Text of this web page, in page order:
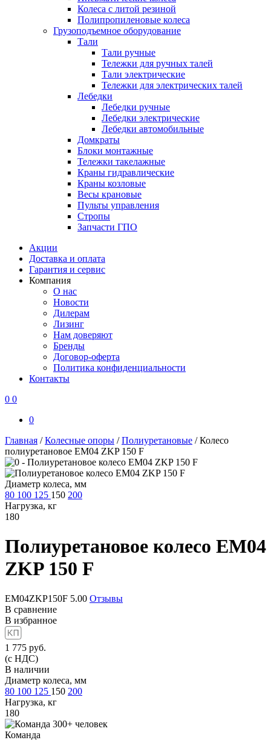
Колеса с литой резиной
Полипропиленовые колеса
Грузоподъемное оборудование
Тали
Тали ручные
Тележки для ручных талей
Тали электрические
Тележки для электрических талей
Лебедки
Лебедки ручные
Лебедки электрические
Лебедки автомобильные
Домкраты
Блоки монтажные
Тележки такелажные
Краны гидравлические
Краны козловые
Весы крановые
Пульты управления
Стропы
Запчасти ГПО
Акции
Доставка и оплата
Гарантия и сервис
Компания
О нас
Новости
Дилерам
Лизинг
Нам доверяют
Бренды
Договор-оферта
Политика конфиденциальности
Контакты
0 0
0
Главная /Колесные опоры /Полиуретановые /Колесо
полиуретановое EM04 ZKP 150 F
Диаметр колеса, мм
80 100 125 150 200
Нагрузка, кг
180
Полиуретановое колесо EM04
ZKP 150 F
EM04ZKP150F 5.00 Отзывы
В сравнение
В избранное
1 775 руб.
(с НДС)
В наличии
Диаметр колеса, мм
80 100 125 150 200
Нагрузка, кг
180
Команда